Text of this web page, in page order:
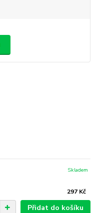
297 Kč
Skladem
Přidat do košíku